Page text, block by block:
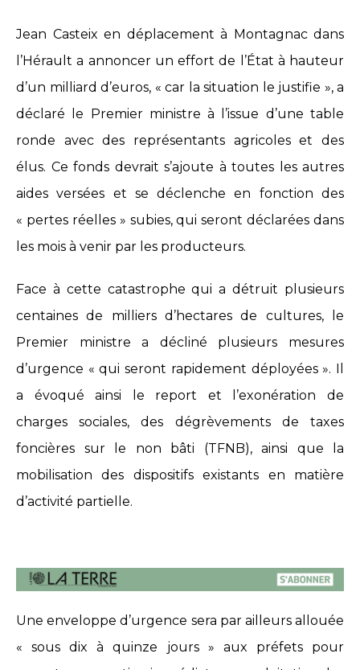
Jean Casteix en déplacement à Montagnac dans
l’Hérault a annoncer un effort de l’État à hauteur
d’un milliard d’euros, « car la situation le justifie », a
déclaré le Premier ministre à l’issue d’une table
ronde avec des représentants agricoles et des
élus. Ce fonds devrait s’ajoute à toutes les autres
aides versées et se déclenche en fonction des
« pertes réelles » subies, qui seront déclarées dans
les mois à venir par les producteurs.
Face à cette catastrophe qui a détruit plusieurs
centaines de milliers d’hectares de cultures, le
Premier ministre a décliné plusieurs mesures
d’urgence « qui seront rapidement déployées ». Il
a évoqué ainsi le report et l’exonération de
charges sociales, des dégrèvements de taxes
foncières sur le non bâti (TFNB), ainsi que la
mobilisation des dispositifs existants en matière
d’activité partielle.
Une enveloppe d’urgence sera par ailleurs allouée
« sous dix à quinze jours » aux préfets pour